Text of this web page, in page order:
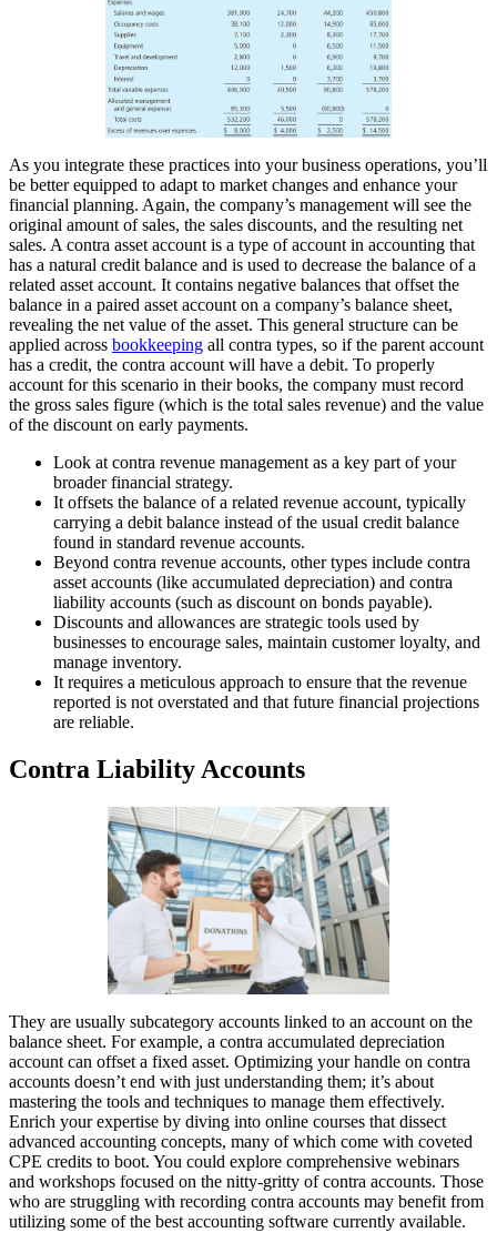
As you integrate these practices into your business operations, you’ll
be better equipped to adapt to market changes and enhance your
financial planning. Again, the company’s management will see the
original amount of sales, the sales discounts, and the resulting net
sales. A contra asset account is a type of account in accounting that
has a natural credit balance and is used to decrease the balance of a
related asset account. It contains negative balances that offset the
balance in a paired asset account on a company’s balance sheet,
revealing the net value of the asset. This general structure can be
applied across bookkeeping all contra types, so if the parent account
has a credit, the contra account will have a debit. To properly
account for this scenario in their books, the company must record
the gross sales figure (which is the total sales revenue) and the value
of the discount on early payments.
Look at contra revenue management as a key part of your
broader financial strategy.
It offsets the balance of a related revenue account, typically
carrying a debit balance instead of the usual credit balance
found in standard revenue accounts.
Beyond contra revenue accounts, other types include contra
asset accounts (like accumulated depreciation) and contra
liability accounts (such as discount on bonds payable).
Discounts and allowances are strategic tools used by
businesses to encourage sales, maintain customer loyalty, and
manage inventory.
It requires a meticulous approach to ensure that the revenue
reported is not overstated and that future financial projections
are reliable.
Contra Liability Accounts
They are usually subcategory accounts linked to an account on the
balance sheet. For example, a contra accumulated depreciation
account can offset a fixed asset. Optimizing your handle on contra
accounts doesn’t end with just understanding them; it’s about
mastering the tools and techniques to manage them effectively.
Enrich your expertise by diving into online courses that dissect
advanced accounting concepts, many of which come with coveted
CPE credits to boot. You could explore comprehensive webinars
and workshops focused on the nitty-gritty of contra accounts. Those
who are struggling with recording contra accounts may benefit from
utilizing some of the best accounting software currently available.